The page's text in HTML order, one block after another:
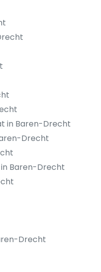
in Baren-Drecht
Drecht
Baren-Drecht
Drecht